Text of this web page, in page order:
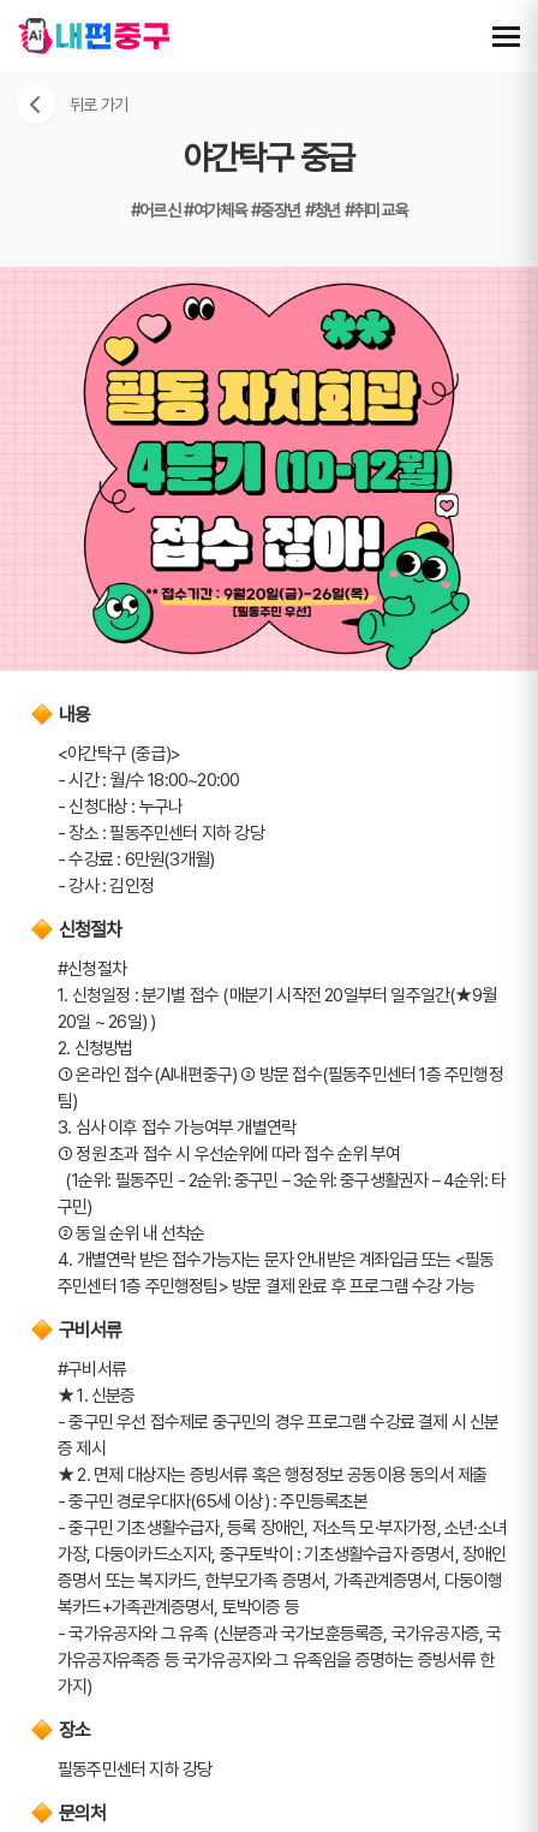
뒤로 가기
야간탁구 중급
#어르신#여가체육#중장년#청년#취미교육
내용
<야간탁구 (중급)>
- 시간 : 월/수 18:00~20:00
- 신청대상 : 누구나
- 장소 : 필동주민센터 지하 강당
- 수강료 : 6만원(3개월)
- 강사 : 김인정
신청절차
#신청절차
1. 신청일정 : 분기별 접수 (매분기 시작전 20일부터 일주일간(★9월
20일 ~ 26일) )
2. 신청방법
➀ 온라인 접수(AI내편중구) ➁ 방문 접수(필동주민센터 1층 주민행정
팀)
3. 심사 이후 접수 가능여부 개별연락
➀ 정원 초과 접수 시 우선순위에 따라 접수 순위 부여
구민)
➁ 동일 순위 내 선착순
4. 개별연락 받은 접수가능자는 문자 안내받은 계좌입금 또는 <필동
주민센터 1층 주민행정팀> 방문 결제 완료 후 프로그램 수강 가능
구비서류
#구비서류
★ 1. 신분증
- 중구민 우선 접수제로 중구민의 경우 프로그램 수강료 결제 시 신분
증 제시
★ 2. 면제 대상자는 증빙서류 혹은 행정정보 공동이용 동의서 제출
- 중구민 경로우대자(65세 이상) : 주민등록초본
- 중구민 기초생활수급자, 등록 장애인, 저소득 모·부자가정, 소년·소녀
가장, 다둥이카드소지자, 중구토박이 : 기초생활수급자 증명서, 장애인
증명서 또는 복지카드, 한부모가족 증명서, 가족관계증명서, 다둥이행
복카드+가족관계증명서, 토박이증 등
- 국가유공자와 그 유족 (신분증과 국가보훈등록증, 국가유공자증, 국
가유공자유족증 등 국가유공자와 그 유족임을 증명하는 증빙서류 한
가지)
장소
필동주민센터 지하 강당
문의처